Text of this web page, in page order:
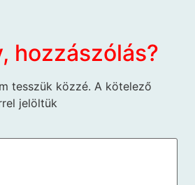
hozzászólás?
tesszük közzé. A kötelező
jelöltük